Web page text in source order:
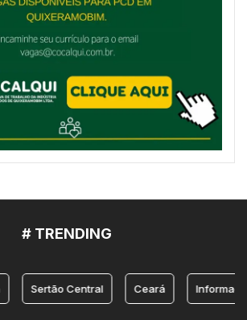
# TRENDING
Sertão Central Ceará Informação